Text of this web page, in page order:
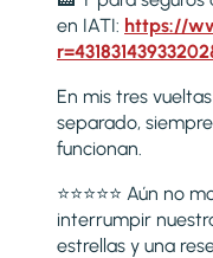
en IATI: https://
En mis tres
separado,
funcionan.
⭐️⭐️⭐️⭐️⭐️ Aún
interrumpir
estrellas y una